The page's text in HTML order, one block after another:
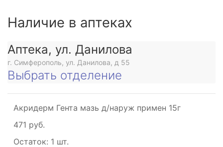
Наличие в аптеках
Аптека, ул. Данилова
г. Симферополь, ул. Данилова, д 55
Выбрать отделение
Акридерм Гента мазь д/наруж примен 15г
471 руб.
Остаток: 1 шт.